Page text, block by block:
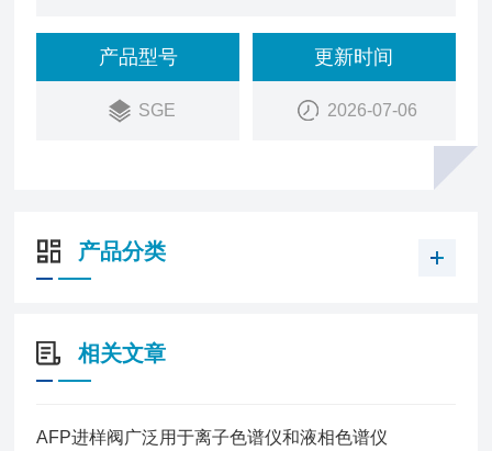
产品型号
SGE
更新时间
2026-07-06
产品分类
相关文章
AFP进样阀广泛用于离子色谱仪和液相色谱仪